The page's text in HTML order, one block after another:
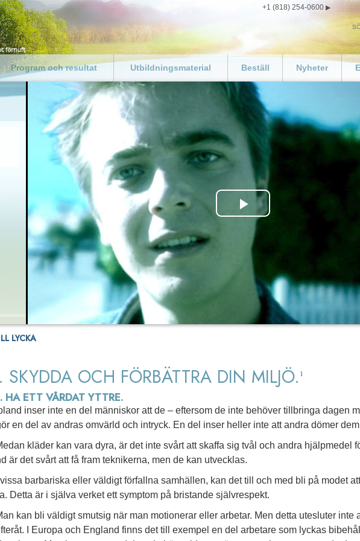
+1 (818) 254-0600
Program och resultat
Företagsprogram
Program för kriminalvårdare
Program för polisen
Krisområden
Föräldrar
Föregå med gott exempel
Framgångsberättelser runt
om i världen
Utbildningsmaterial
Välkommen utbildare, lärare
och pedagoger
Resurspaket för utbildare
Nedladdning av
utbildarhandledningen
Skolresultat
Beställ
Kundanpassa din egen
Vägen till lycka
Beställ materialet
Donationer
Nyheter
Play
Video
LYCKA
SKYDDA OCH FÖRBÄTTRA DIN MILJÖ. 1
HA ETT VÅRDAT YTTRE.
inser inte en del människor att de – eftersom de inte behöver tillbringa dagen
en del av andras omvärld och intryck. En del inser heller inte att andra dömer
kläder kan vara dyra, är det inte svårt att skaffa sig tvål och andra hjälpmedel
är det svårt att få fram teknikerna, men de kan utvecklas.
I vissa barbariska eller väldigt förfallna samhällen, kan det till och med bli på modet
Detta är i själva verket ett symptom på bristande självrespekt.
kan bli väldigt smutsig när man motionerar eller arbetar. Men detta utesluter inte
I Europa och England finns det till exempel en del arbetare som lyckas